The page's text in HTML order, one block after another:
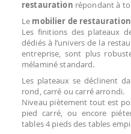
restauration répondant à
Le mobilier de restauration
Les finitions des plateaux
dédiés à l’univers de la
entreprise, sont plus
mélaminé standard.
Les plateaux se déclinent
rond, carré ou carré arrondi.
Niveau piètement tout est
pied carré, ou encore
tables 4 pieds des tables